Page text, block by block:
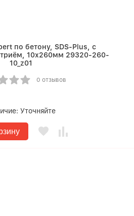
по бетону, SDS-Plus, с
10х260мм 29320-260-
10_z01
0 отзывов
Уточняйте